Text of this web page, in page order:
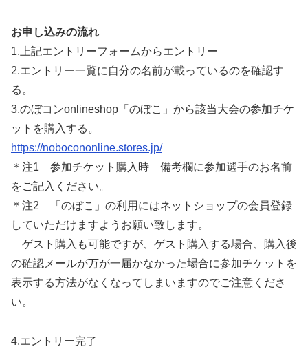
お申し込みの流れ
1.上記エントリーフォームからエントリー
2.エントリー一覧に自分の名前が載っているのを確認す
る。
3.のぼコンonlineshop「のぼこ」から該当大会の参加チケ
ットを購入する。
https://nobocononline.stores.jp/
＊注1 参加チケット購入時 備考欄に参加選手のお名前
をご記入ください。
＊注2 「のぼこ」の利用にはネットショップの会員登録
していただけますようお願い致します。
ゲスト購入も可能ですが、ゲスト購入する場合、購入後
の確認メールが万が一届かなかった場合に参加チケットを
表示する方法がなくなってしまいますのでご注意くださ
い。
4.エントリー完了